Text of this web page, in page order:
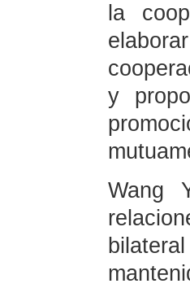
la
y
Wang